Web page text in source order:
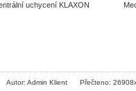
uchycení KLAXON
Autor: Admin Klient Přečteno: